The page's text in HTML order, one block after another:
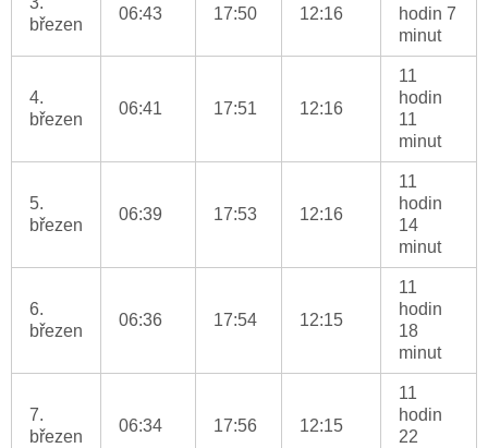
březen
06:43 17:50 12:16
hodin 7
minut
4.
březen
06:41 17:51 12:16
11
hodin
11
minut
5.
březen
06:39 17:53 12:16
11
hodin
14
minut
6.
březen
06:36 17:54 12:15
11
hodin
18
minut
7.
březen
06:34 17:56 12:15
11
hodin
22